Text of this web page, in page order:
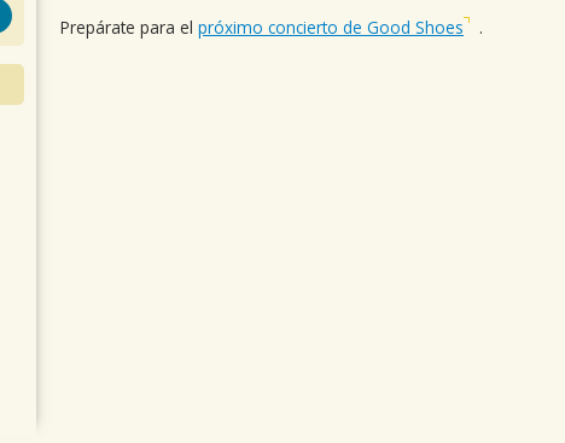
Prepárate para el próximo concierto de Good Shoes .